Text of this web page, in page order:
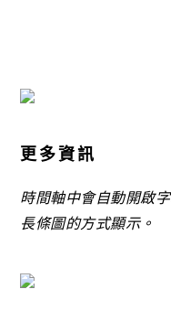
更多資訊
時間軸中會自動開啟
長條圖的方式顯示。